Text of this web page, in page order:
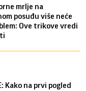
mrlje na
posuđu više neće
Ove trikove vredi
Kako na prvi pogled